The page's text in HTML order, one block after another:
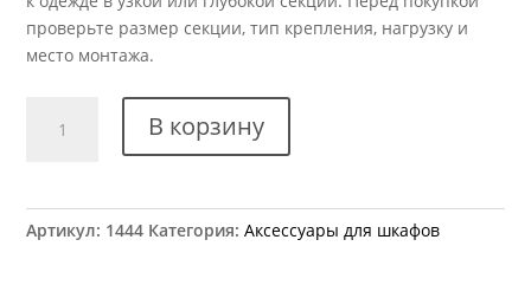
проверьте размер секции, тип крепления, нагрузку и
место монтажа.
товара
микролифт
В корзину
Артикул: 1444 Категория:Аксессуары для шкафов